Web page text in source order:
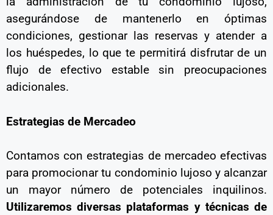
asegurándose de mantenerlo en óptimas
condiciones, gestionar las reservas y atender a
los huéspedes, lo que te permitirá disfrutar de un
flujo de efectivo estable sin preocupaciones
adicionales.
Estrategias de Mercadeo
Contamos con estrategias de mercadeo efectivas
para promocionar tu condominio lujoso y alcanzar
un mayor número de potenciales inquilinos.
Utilizaremos diversas plataformas y técnicas de